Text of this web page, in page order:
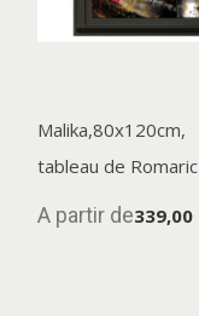
Malika,80x120cm,
tableau de Romaric
A partir de339,00